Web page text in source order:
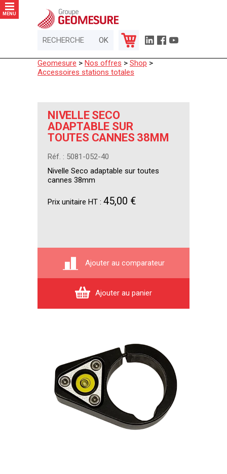
MENU
Geomesure > Nos offres > Shop >
Accessoires stations totales
NIVELLE SECO
ADAPTABLE SUR
TOUTES CANNES 38MM
Réf. : 5081-052-40
Nivelle Seco adaptable sur toutes
cannes 38mm
Prix unitaire HT : 45,00 €
Ajouter au comparateur
Ajouter au panier
Panneau de gestion des cookies